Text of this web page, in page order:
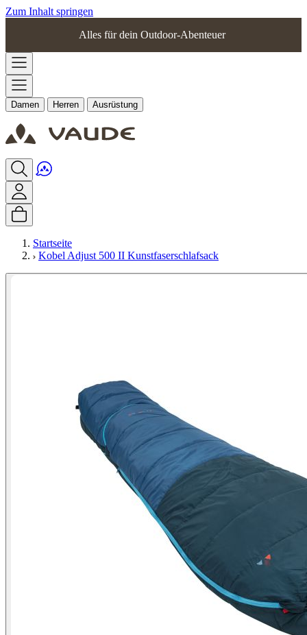
Zum Inhalt springen
Alles für dein Outdoor-Abenteuer
Damen Herren Ausrüstung
Startseite
Kobel Adjust 500 II Kunstfaserschlafsack